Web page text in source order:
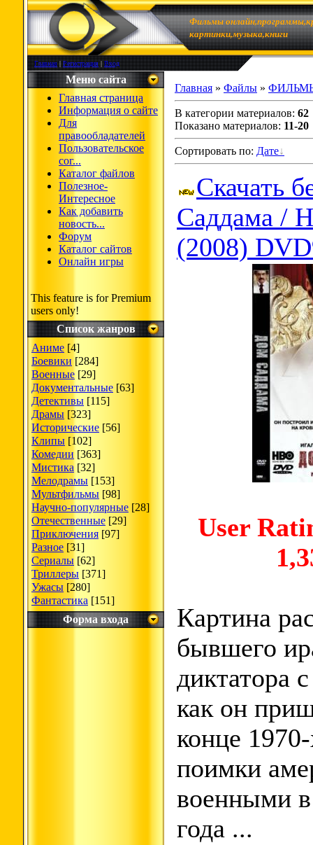
Фильмы
картинки,музыка,книги
Главная|Регистрация|Вход
Меню сайта
Главная страница
Информация о сайте
Для
правообладателей
Пользовательское
сог...
Каталог файлов
Полезное-
Интересное
Как добавить
новость...
Форум
Каталог сайтов
Онлайн игры
This feature is for Premium
users only!
Список жанров
Аниме [4]
Боевики [284]
Военные [29]
Документальные [63]
Детективы [115]
Драмы [323]
Исторические [56]
Клипы [102]
Комедии [363]
Мистика [32]
Мелодрамы [153]
Мультфильмы [98]
Научно-популярные [28]
Отечественные [29]
Приключения [97]
Разное [31]
Сериалы [62]
Триллеры [371]
Ужасы [280]
Фантастика [151]
Форма входа
Главная » Файлы »
В категории материалов: 62
Показано материалов: 11-20
Сортировать по: Дате
Скачать
Саддама /
(2008)
User
Картина
бывшего
диктатора
как он
конце
поимки
военными в
года ...